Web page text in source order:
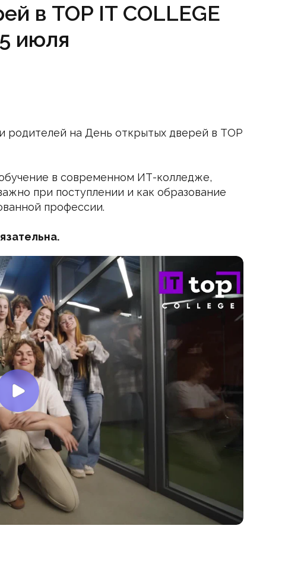
в TOP IT COLLEGE
июля
родителей на День открытых дверей в TOP
в современном ИТ-колледже,
при поступлении и как образование
профессии.